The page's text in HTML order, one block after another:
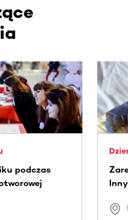
przewijane w poziomie. Użyj
podczas